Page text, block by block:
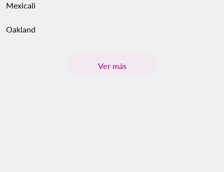
Mexicali
Oakland
Ver más